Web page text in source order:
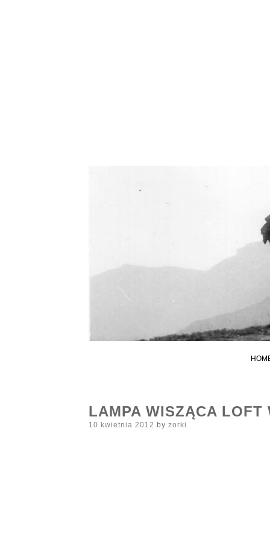
Zorki
LAMPA WISZĄCA LOFT
Posted
10 kwietnia 2012 by zorki